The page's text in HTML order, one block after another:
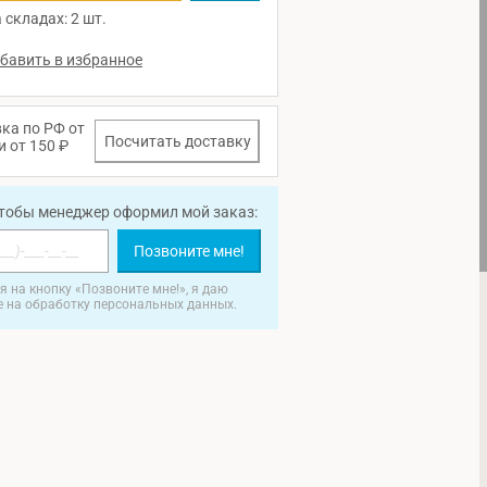
складах: 2 шт.
по РФ от
от 150 ₽
Посчитать доставку
менеджер оформил мой заказ:
Позвоните мне!
на кнопку «Позвоните мне!», я даю
на обработку персональных данных.